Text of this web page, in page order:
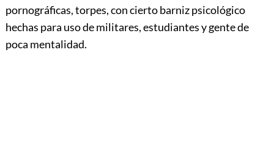
pornográficas, torpes, con cierto barniz psicológico
hechas para uso de militares, estudiantes y gente de
poca mentalidad.